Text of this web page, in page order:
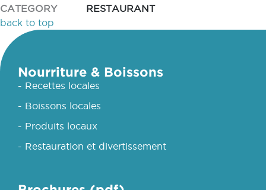
CATEGORY
RESTAURANT
back to top
Nourriture & Boissons
- Recettes locales
- Boissons locales
- Produits locaux
- Restauration et divertissement